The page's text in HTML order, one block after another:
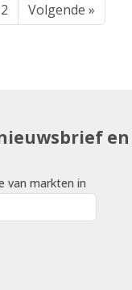
2 Volgende »
van markten in